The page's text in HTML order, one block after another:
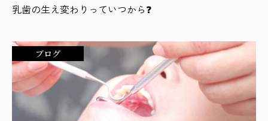
乳歯の生え変わりっていつから❓
ブログ